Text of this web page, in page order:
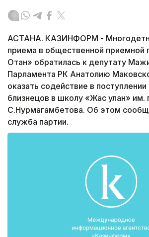
АСТАНА. КАЗИНФОРМ -
приема в общественной приемной
Отан» обратилась к депутату
Парламента РК Анатолию
оказать содействие в
близнецов в школу «Жас улан» им.
С.Нурмагамбетова. Об этом
служба партии.